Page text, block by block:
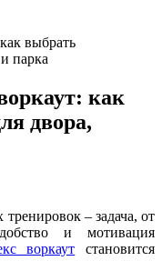
выбрать
парка
как
двора,
– задача, от
и мотивация
воркаут становится